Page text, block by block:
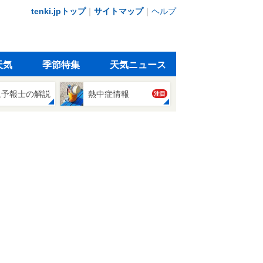
tenki.jpトップ｜ サイトマップ｜ ヘルプ
気 季節特集 天気ニュース
報士の解説 熱中症情報 注目